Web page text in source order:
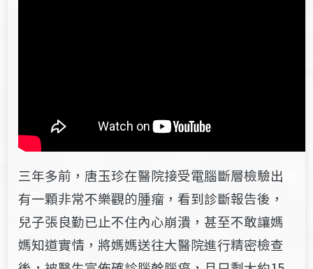
三年多前，唐玉珍在醫院接受電腦斷層檢驗出
有一顆非常不樂觀的腫瘤，看到診斷報告後，
兒子張良勤已止不住內心崩潰，甚至不敢讓媽
媽知道實情，將媽媽送往大醫院進行精密檢查